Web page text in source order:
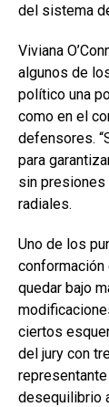
del sistema
Viviana
algunos de
político una
como en el
defensores.
para
sin presiones
radiales.
Uno de los
conformación
quedar bajo
ciertos
del jury con
desequilibrio